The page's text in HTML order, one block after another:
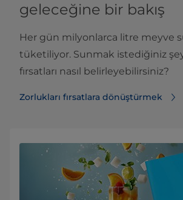
geleceğine bir bakış
Her gün milyonlarca litre meyve
tüketiliyor. Sunmak istediğiniz
fırsatları nasıl belirleyebilirsiniz?
Zorlukları fırsatlara dönüştürmek